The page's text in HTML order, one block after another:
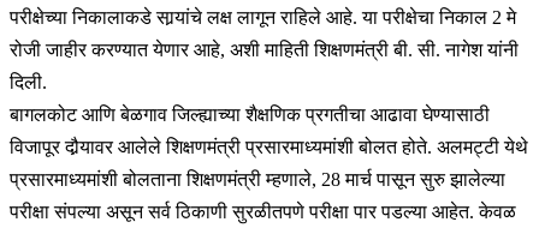
परीक्षेच्या निकालाकडे सार्‍यांचे लक्ष लागून राहिले आहे. या परीक्षेचा निकाल 2 मे
रोजी जाहीर करण्यात येणार आहे, अशी माहिती शिक्षणमंत्री बी. सी. नागेश यांनी
दिली.
बागलकोट आणि बेळगाव जिल्ह्याच्या शैक्षणिक प्रगतीचा आढावा घेण्यासाठी
विजापूर दौर्‍यावर आलेले शिक्षणमंत्री प्रसारमाध्यमांशी बोलत होते. अलमट्टी येथे
प्रसारमाध्यमांशी बोलताना शिक्षणमंत्री म्हणाले, 28 मार्च पासून सुरु झालेल्या
परीक्षा संपल्या असून सर्व ठिकाणी सुरळीतपणे परीक्षा पार पडल्या आहेत. केवळ